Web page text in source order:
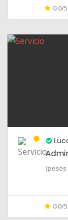
0.0/
0.0/